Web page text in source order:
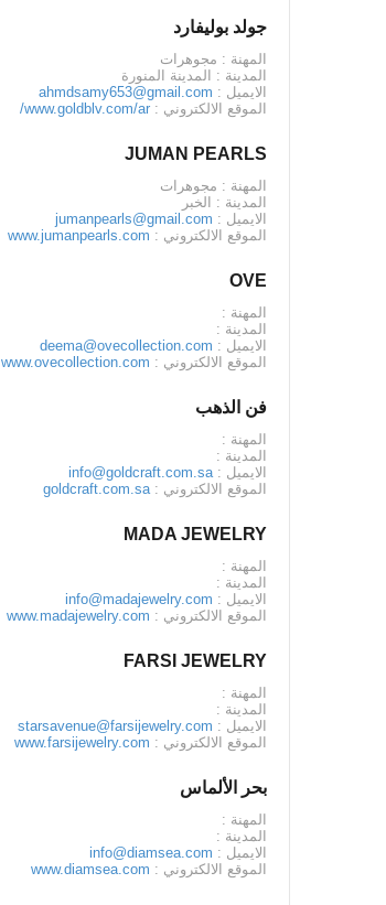
جولد بوليفارد
المهنة : مجوهرات
المدينة : المدينة المنورة
الايميل : ahmdsamy653@gmail.com
الموقع الالكتروني : www.goldblv.com/ar/
JUMAN PEARLS
المهنة : مجوهرات
المدينة : الخبر
الايميل : jumanpearls@gmail.com
الموقع الالكتروني : www.jumanpearls.com
OVE
المهنة :
المدينة :
الايميل : deema@ovecollection.com
الموقع الالكتروني : www.ovecollection.com
فن الذهب
المهنة :
المدينة :
الايميل : info@goldcraft.com.sa
الموقع الالكتروني : goldcraft.com.sa
MADA JEWELRY
المهنة :
المدينة :
الايميل : info@madajewelry.com
الموقع الالكتروني : www.madajewelry.com
FARSI JEWELRY
المهنة :
المدينة :
الايميل : starsavenue@farsijewelry.com
الموقع الالكتروني : www.farsijewelry.com
بحر الألماس
المهنة :
المدينة :
الايميل : info@diamsea.com
الموقع الالكتروني : www.diamsea.com